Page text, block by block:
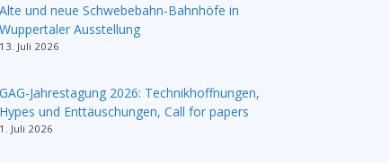
Alte und neue Schwebebahn-Bahnhöfe in
Wuppertaler Ausstellung
13. Juli 2026
GAG-Jahrestagung 2026: Technikhoffnungen,
Hypes und Enttäuschungen, Call for papers
1. Juli 2026